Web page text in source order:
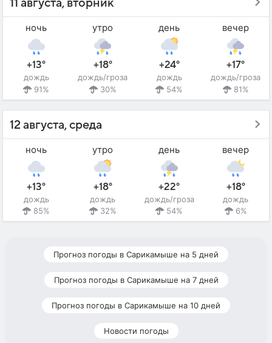
11 августа, вторник
ночь
+13°
дождь
91%
утро
+18°
дождь/гроза
30%
день
+24°
дождь
54%
вечер
+17°
дождь/гроза
81%
12 августа, среда
ночь
+13°
дождь
85%
утро
+18°
дождь
32%
день
+22°
дождь/гроза
54%
вечер
+18°
дождь
6%
Прогноз погоды в Сарикамыше на 5 дней
Прогноз погоды в Сарикамыше на 7 дней
Прогноз погоды в Сарикамыше на 10 дней
Новости погоды